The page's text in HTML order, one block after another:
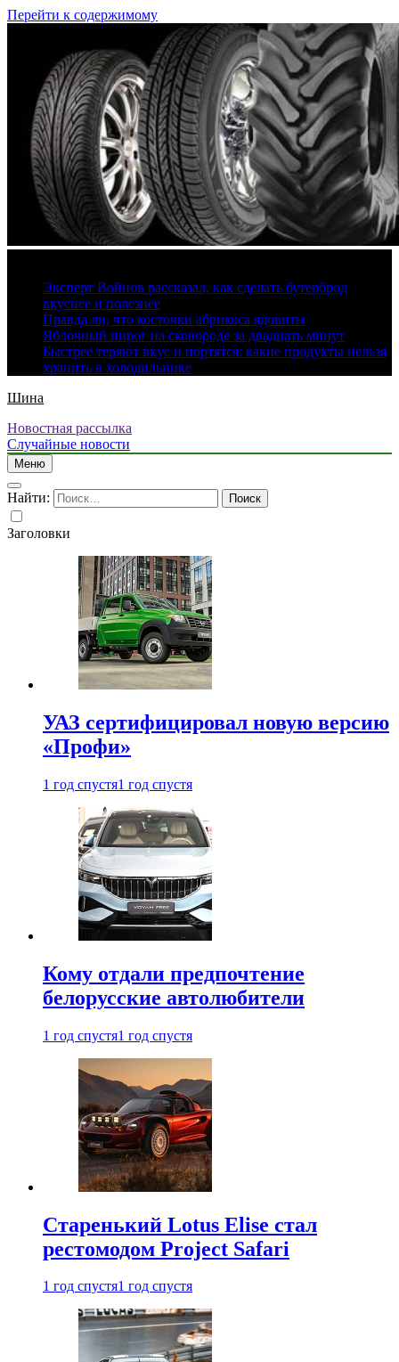
Перейти к содержимому
Эксперт Войнов рассказал, как сделать бутерброд
вкуснее и полезнее
Правда ли, что косточки абрикоса ядовиты
Яблочный пирог на сковороде за двадцать минут
Быстрее теряют вкус и портятся: какие продукты нельзя
хранить в холодильнике
Шина
Новостная рассылка
Случайные новости
Меню
Найти:
Заголовки
УАЗ сертифицировал новую версию
«Профи»
1 год спустя1 год спустя
Кому отдали предпочтение
белорусские автолюбители
1 год спустя1 год спустя
Старенький Lotus Elise стал
рестомодом Project Safari
1 год спустя1 год спустя